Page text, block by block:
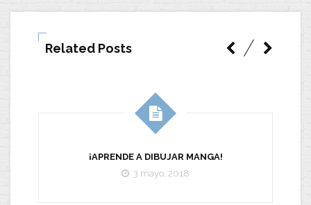
Related Posts
¡APRENDE A DIBUJAR MANGA!
3 mayo, 2018